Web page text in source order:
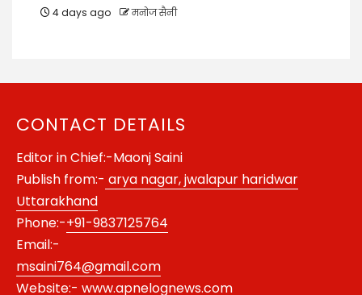
4 days ago मनोज सैनी
CONTACT DETAILS
Editor in Chief:-Maonj Saini
Publish from:- arya nagar, jwalapur haridwar
Uttarakhand
Phone:-+91-9837125764
Email:-
msaini764@gmail.com
Website:- www.apnelognews.com